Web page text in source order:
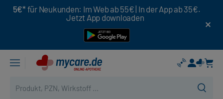
5€* für Neukunden: Im Web ab 55€ | In der App ab 35€.
Jetzt App downloaden